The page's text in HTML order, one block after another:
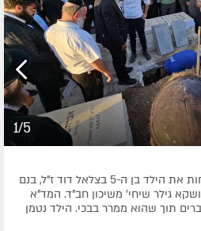
1/5
קהילת חב"ד בלוד ליוותה למנוחות את הילד בן ה-5 בצלאל דוד ז"ל, בנם
גילר שיחי' משיכון חב"ד. המד"א
תוך שהוא ממרר בבכי. הילד נטמן